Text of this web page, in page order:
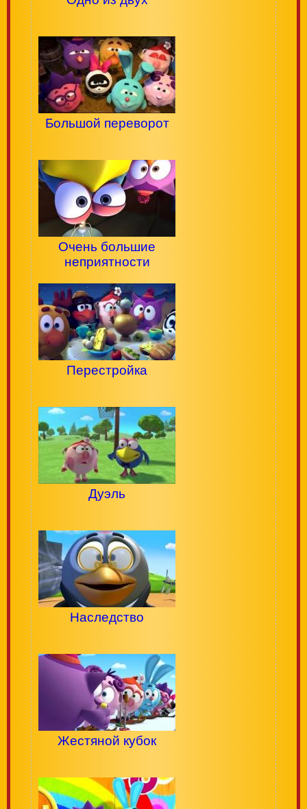
Большой переворот
Очень большие
неприятности
Перестройка
Дуэль
Наследство
Жестяной кубок